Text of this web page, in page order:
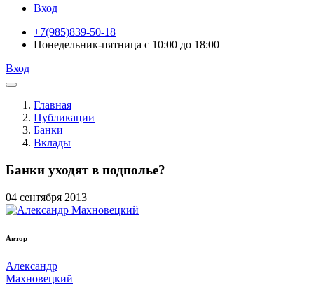
Вход
+7(985)839-50-18
Понедельник-пятница с 10:00 до 18:00
Вход
Главная
Публикации
Банки
Вклады
Банки уходят в подполье?
04 сентября 2013
Автор
Александр
Махновецкий